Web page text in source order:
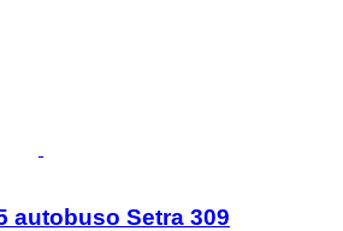
autobuso Setra 309